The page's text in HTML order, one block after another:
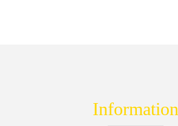
Information